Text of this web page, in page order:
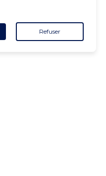
Refuser